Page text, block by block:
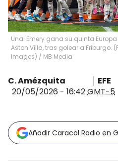
Unai Emery gana su quinta
Aston Villa, tras golear a Friburgo.
Images) / MB Media
C. Amézquita
EFE
20/05/2026 - 16:42GMT-5
Añadir Caracol Radio en